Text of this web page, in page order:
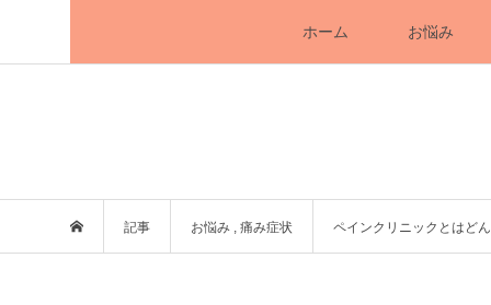
ホーム お悩み
記事 お悩み 痛み症状 ペインクリニックとはど